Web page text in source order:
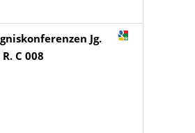
Jg.
C 008